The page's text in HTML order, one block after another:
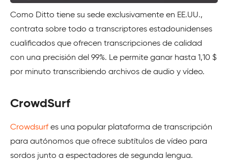
Como Ditto tiene su sede exclusivamente en EE.UU.,
contrata sobre todo a transcriptores estadounidenses
cualificados que ofrecen transcripciones de calidad
con una precisión del 99%. Le permite ganar hasta 1,10 $
por minuto transcribiendo archivos de audio y vídeo.
CrowdSurf
Crowdsurfes una popular plataforma de transcripción
para autónomos que ofrece subtítulos de vídeo para
sordos junto a espectadores de segunda lengua.